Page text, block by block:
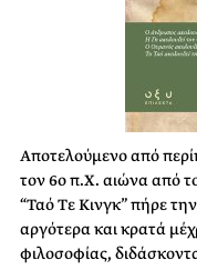
Αποτελούμενο από
τον 6ο π.Χ. αιώνα από
“Ταό Τε Κινγκ” πήρε
αργότερα και κρατά
φιλοσοφίας,